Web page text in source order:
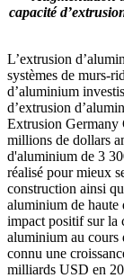
capacité
L’extrusion
systèmes de murs-
d’aluminium
d’extrusion
Extrusion Germany
millions de dollars
d'aluminium de 3
réalisé pour mieux
construction ainsi
aluminium de haute
impact positif sur la
aluminium au cours
connu une
milliards USD en